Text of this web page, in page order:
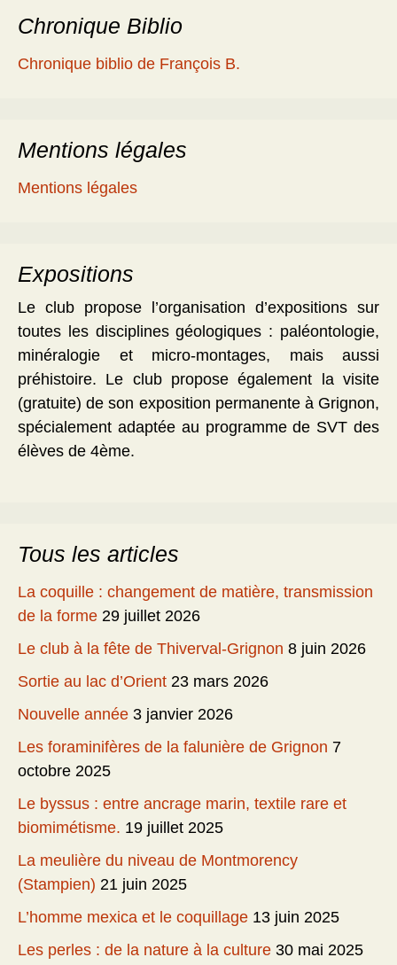
Chronique Biblio
Chronique biblio de François B.
Mentions légales
Mentions légales
Expositions
Le club propose l’organisation d’expositions sur
toutes les disciplines géologiques : paléontologie,
minéralogie et micro-montages, mais aussi
préhistoire. Le club propose également la visite
(gratuite) de son exposition permanente à Grignon,
spécialement adaptée au programme de SVT des
élèves de 4ème.
Tous les articles
La coquille : changement de matière, transmission
de la forme 29 juillet 2026
Le club à la fête de Thiverval-Grignon 8 juin 2026
Sortie au lac d’Orient 23 mars 2026
Nouvelle année 3 janvier 2026
Les foraminifères de la falunière de Grignon 7
octobre 2025
Le byssus : entre ancrage marin, textile rare et
biomimétisme. 19 juillet 2025
La meulière du niveau de Montmorency
(Stampien) 21 juin 2025
L’homme mexica et le coquillage 13 juin 2025
Les perles : de la nature à la culture 30 mai 2025